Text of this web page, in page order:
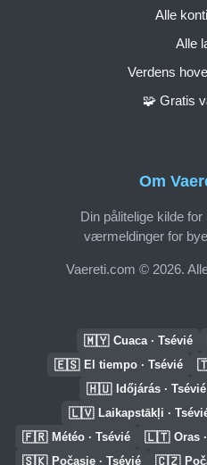
Om
Din pålitelige kilde
værmeldinger for
Vaereti.com © 2026.
Alle
Alle
Verdens
🧩 Gratis
🇲🇾 Cuaca · Tsévié
🇪🇸 El tiempo · Tsévié
🇭🇺 Időjárás · Tsévié
🇱🇻 Laikapstākļi ·
🇫🇷 Météo · Tsévié 🇱🇹 Oras
🇸🇰 Počasie · Tsévié 🇨🇿